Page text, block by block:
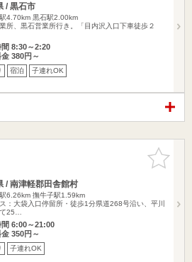
/ 黒石市
4.70km 黒石駅2.00km
所、黒石営業所行き。「目内沢入口下車徒歩２
間 8:30～2:20
金 380円～
宿泊 子連れOK
お気に入
りに追加
/ 南津軽郡田舎館村
6.26km 撫牛子駅1.59km
：大袋入口停留所・徒歩1分県道268号沿い、平川
25…
間 6:00～21:00
金 350円～
子連れOK